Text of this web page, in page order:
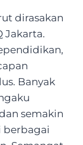
dirasakan
Jakarta.
Banyak
semakin